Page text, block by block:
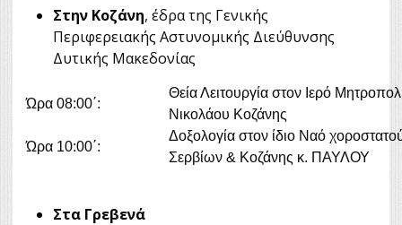
Στην Κοζάνη, έδρα της Γενικής
Περιφερειακής Αστυνομικής Διεύθυνσης
Δυτικής Μακεδονίας
Ώρα 08:00΄:
Θεία Λειτουργία στον Ιερό
Νικολάου Κοζάνης
Ώρα 10:00΄:
Δοξολογία στον ίδιο Ναό
Σερβίων & Κοζάνης κ. ΠΑΥΛΟΥ
Στα Γρεβενά